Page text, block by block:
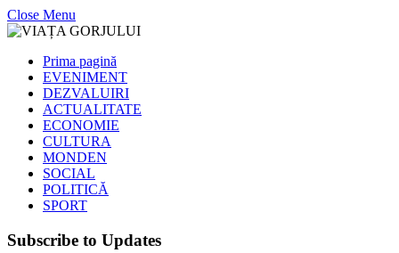
Close Menu
Prima pagină
EVENIMENT
DEZVALUIRI
ACTUALITATE
ECONOMIE
CULTURA
MONDEN
SOCIAL
POLITICĂ
SPORT
Subscribe to Updates